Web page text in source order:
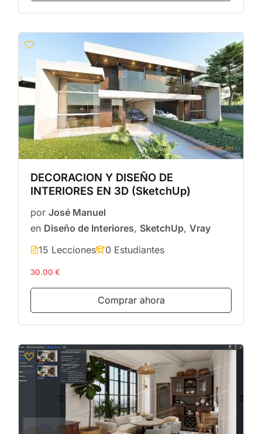
DECORACION Y DISEÑO DE
INTERIORES EN 3D (SketchUp)
por José Manuel
en Diseño de Interiores, SketchUp, Vray
15 Lecciones
0 Estudiantes
30.00 €
Comprar ahora